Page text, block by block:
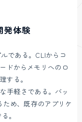
発体験
である。CLIからコ
ドからメモリへのロ
する。
手軽さである。バッ
め、既存のアプリケ
。